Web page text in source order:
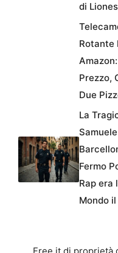
di
Rotante
Prezzo,
Due
La
Fermo
Rap era
Mondo